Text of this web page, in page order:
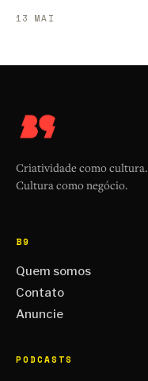
13 MAI
Criatividade como cultura.
Cultura como negócio.
B9
Quem somos
Contato
Anuncie
PODCASTS